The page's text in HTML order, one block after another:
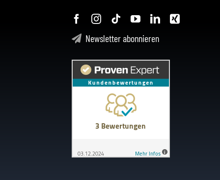
Newsletter abonnieren